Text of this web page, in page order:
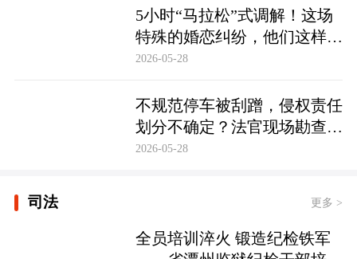
5小时“马拉松”式调解！这场
特殊的婚恋纠纷，他们这样化
解……
2026-05-28
不规范停车被刮蹭，侵权责任
划分不确定？法官现场勘查定
争纷
2026-05-28
司法 更多 >
全员培训淬火 锻造纪检铁军